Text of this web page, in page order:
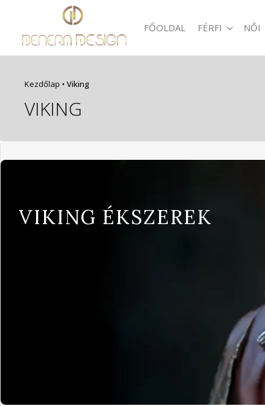
FŐOLDAL FÉRFI NŐI
Kezdőlap • Viking
VIKING
VIKING ÉKSZEREK